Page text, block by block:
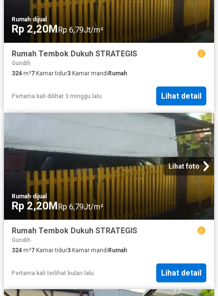
Rumah·dijual
Rp 2,20M Rp 6,79Jt/m²
Rumah Tembok Dukuh STRATEGIS
Gundih
324 m²7 Kamar tidur3 Kamar mandi Rumah
Pertama kali dilihat 3 minggu lalu Lihat detail
Lihat foto
Rumah·dijual
Rp 2,20MRp 6,79Jt/m²
Rumah Tembok Dukuh STRATEGIS
Gundih
324 m²7 Kamar tidur3 Kamar mandiRumah
Pertama kali terlihat bulan lalu Lihat detail